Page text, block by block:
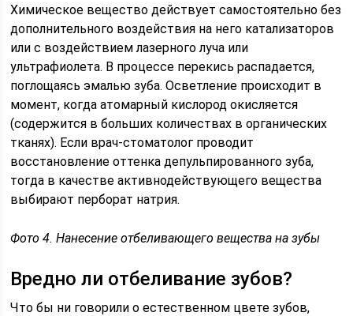
Химическое вещество действует самостоятельно без
дополнительного воздействия на него катализаторов
или с воздействием лазерного луча или
ультрафиолета. В процессе перекись распадается,
поглощаясь эмалью зуба. Осветление происходит в
момент, когда атомарный кислород окисляется
(содержится в больших количествах в органических
тканях). Если врач-стоматолог проводит
восстановление оттенка депульпированного зуба,
тогда в качестве активнодействующего вещества
выбирают перборат натрия.
Фото 4. Нанесение отбеливающего вещества на зубы
Вредно ли отбеливание зубов?
Что бы ни говорили о естественном цвете зубов,